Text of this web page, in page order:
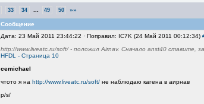
33 34 49 50 »»
Сообщение
Дата: 23 Май 2011 23:44:22 · Поправил: IC7K (24 Май 2011 00:12:34)
http://www.liveatc.ru/soft/ - положил Airnav. Сначало anst40 ставите,
HFDL - Страница 10
cemichael
чтото я на http://www.liveatc.ru/soft/не наблюдаю кагена в аирнав
p/s/